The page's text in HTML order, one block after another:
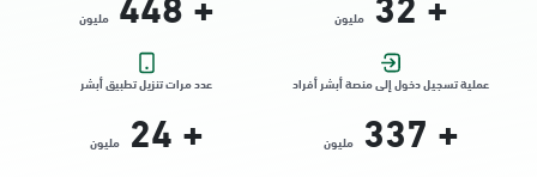
التوجه للموقع
الدمام, الدمام - الشاطئ مول
الأحد - الخميس (08:00-14:30)
مليون مليون
عملية تسجيل دخول إلى منصة أبشر أفراد
+
337 مليون
عدد مرات تنزيل تطبيق أبشر
+
24 مليون